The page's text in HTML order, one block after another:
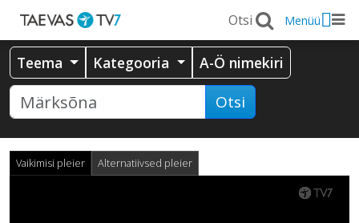
Menüü
Teema Kategooria A-Ö nimekiri
Otsi
Vaikimisi pleier Alternatiivsed pleier